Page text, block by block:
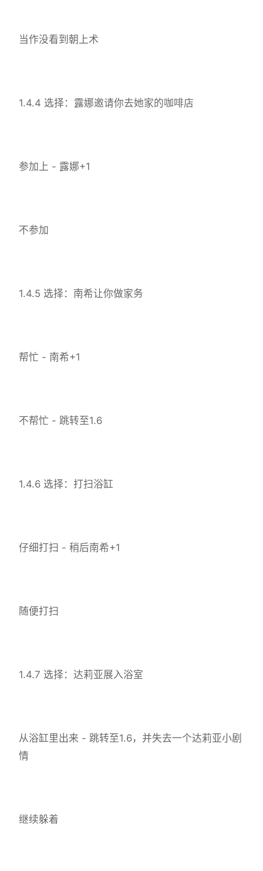
当作没看到朝上术
1.4.4 选择：露娜邀请你去她家的咖啡店
参加上 - 露娜+1
不参加
1.4.5 选择：南希让你做家务
帮忙 - 南希+1
不帮忙 - 跳转至1.6
1.4.6 选择：打扫浴缸
仔细打扫 - 稍后南希+1
随便打扫
1.4.7 选择：达莉亚展入浴室
从浴缸里出来 - 跳转至1.6，并失去一个达莉亚小剧
情
继续躲着